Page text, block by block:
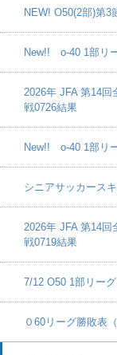
NEW! O50(2部)第3
New!! o-40 1部リ
2026年 JFA 第14回
戦0726結果
New!! o-40 1部リ
シニアサッカース
2026年 JFA 第14回
戦0719結果
7/12 O50 1部リー
０60リーグ勝敗表（